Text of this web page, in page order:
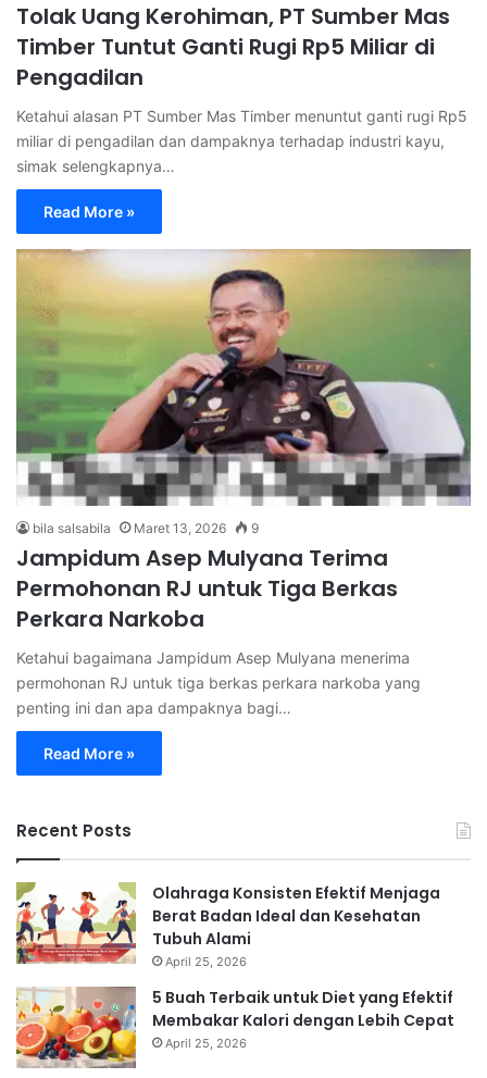
Tolak Uang Kerohiman, PT Sumber Mas
Timber Tuntut Ganti Rugi Rp5 Miliar di
Pengadilan
Ketahui alasan PT Sumber Mas Timber menuntut ganti rugi Rp5
miliar di pengadilan dan dampaknya terhadap industri kayu,
simak selengkapnya…
Read More »
bila salsabila Maret 13, 2026 9
Jampidum Asep Mulyana Terima
Permohonan RJ untuk Tiga Berkas
Perkara Narkoba
Ketahui bagaimana Jampidum Asep Mulyana menerima
permohonan RJ untuk tiga berkas perkara narkoba yang
penting ini dan apa dampaknya bagi…
Read More »
Recent Posts
Olahraga Konsisten Efektif Menjaga
Berat Badan Ideal dan Kesehatan
Tubuh Alami
April 25, 2026
5 Buah Terbaik untuk Diet yang Efektif
Membakar Kalori dengan Lebih Cepat
April 25, 2026